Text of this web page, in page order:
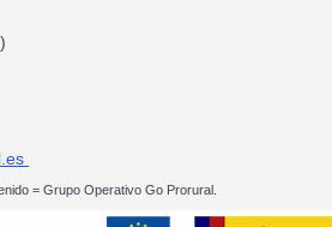
83 60 01
= Grupo Operativo Go Prorural.